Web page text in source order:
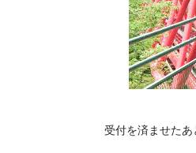
受付を済ませた